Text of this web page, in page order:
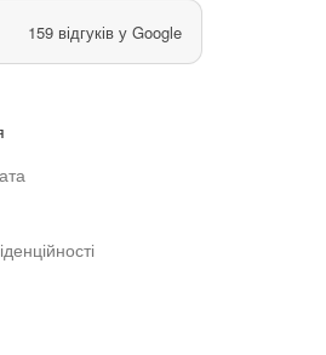
159 відгуків у Google